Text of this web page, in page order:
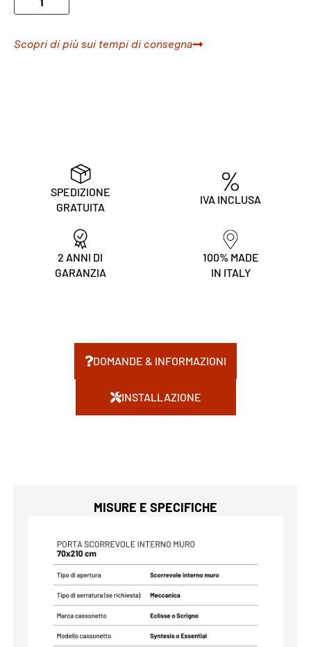
Scopri di più sui tempi di consegna
SPEDIZIONE
GRATUITA
IVA INCLUSA
2 ANNI DI
GARANZIA
100% MADE
IN ITALY
DOMANDE & INFORMAZIONI
INSTALLAZIONE
MISURE E SPECIFICHE